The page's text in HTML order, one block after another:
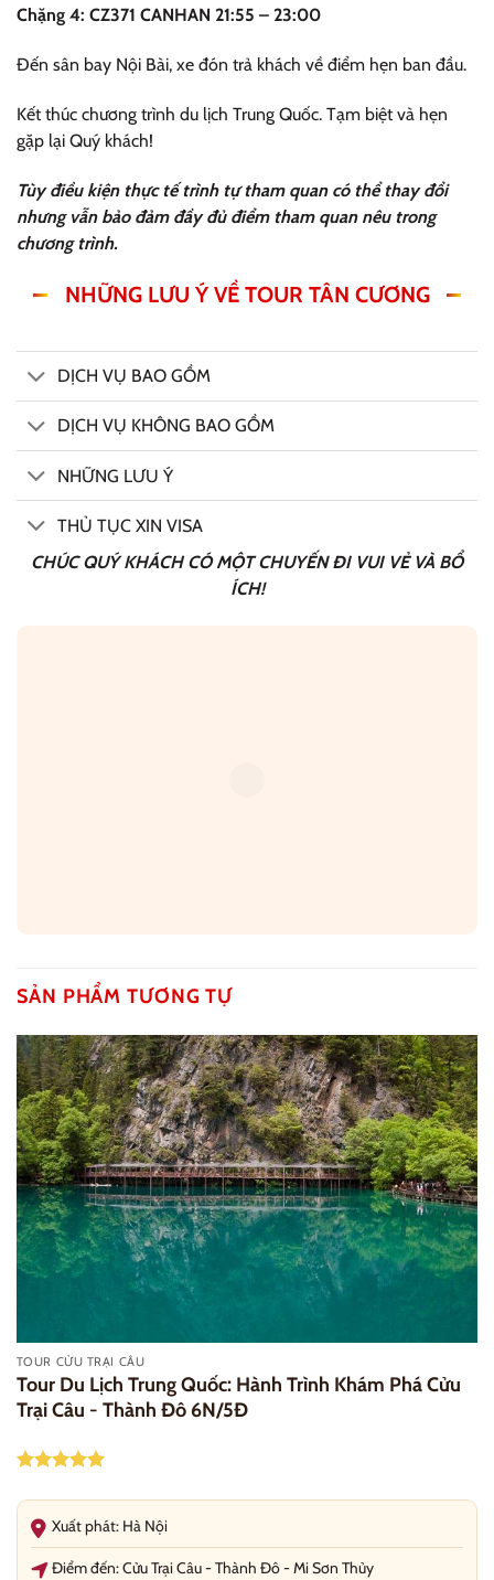
Chặng 4: CZ371 CANHAN 21:55 – 23:00
Đến sân bay Nội Bài, xe đón trả khách về điểm hẹn ban đầu.
Kết thúc chương trình du lịch Trung Quốc. Tạm biệt và hẹn
gặp lại Quý khách!
Tùy điều kiện thực tế trình tự tham quan có thể thay đổi
nhưng vẫn bảo đảm đầy đủ điểm tham quan nêu trong
chương trình.
NHỮNG LƯU Ý VỀ TOUR TÂN CƯƠNG
DỊCH VỤ BAO GỒM
DỊCH VỤ KHÔNG BAO GỒM
NHỮNG LƯU Ý
THỦ TỤC XIN VISA
CHÚC QUÝ KHÁCH CÓ MỘT CHUYẾN ĐI VUI VẺ VÀ BỔ
ÍCH!
SẢN PHẨM TƯƠNG TỰ
TOUR CỬU TRẠI CÂU
Tour Du Lịch Trung Quốc: Hành Trình Khám Phá Cửu
Trại Câu - Thành Đô 6N/5Đ
hạng5.00
5 saoXuất phát: Hà Nội
Điểm đến: Cửu Trại Câu - Thành Đô - Mi Sơn Thủy